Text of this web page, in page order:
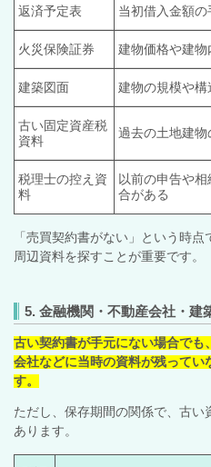
返済予定表 当初借入金額
火災保険証券 建物価格や建物
建築図面 建物の規模や構
古い固定資産税
資料
過去の土地建物
税理士の控え資
料
以前の申告や
合がある
「売買契約書がない」という時
周辺資料を探すことが重要です。
5. 金融機関・不動産会社・建
古い契約書が手元にない場合でも
会社などに当時の資料が残ってい
す。
ただし、保存期間の関係で、古い
あります。